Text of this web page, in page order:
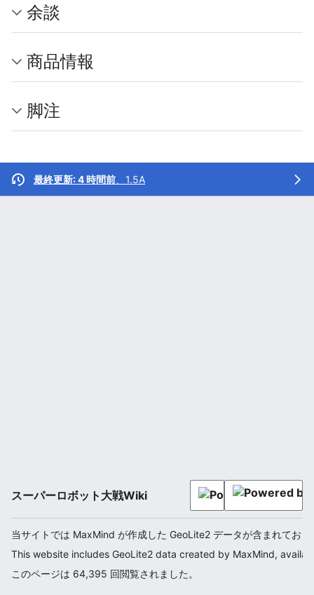
余談
商品情報
脚注
最終更新: 4 時間前 1.5A
スーパーロボット大戦Wiki
当サイトでは MaxMind が作成した GeoLite2 データが含まれてお
This website includes GeoLite2 data created by MaxMind,
このページは 64,395 回閲覧されました。